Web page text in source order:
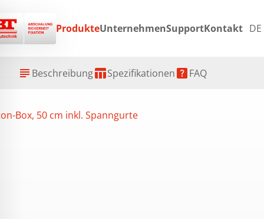
ProdukteUnternehmenSupportKontakt DE
subject Beschreibungtable_chartSpezifikationenhelp_centerFAQ
Box, 50 cm inkl. Spanngurte